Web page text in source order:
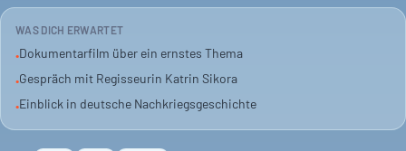
Heilsystem strukturelle Gewalt produzierte.
Zeitzeugenberichte und Archivmaterial machen die lange
verdrängten Erfahrungen sichtbar. Die Familiengeschichte der
WAS DICH ERWARTET
•Dokumentarfilm über ein ernstes Thema
•Gespräch mit Regisseurin Katrin Sikora
•Einblick in deutsche Nachkriegsgeschichte